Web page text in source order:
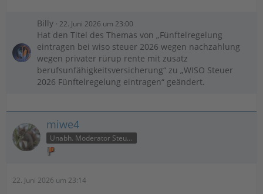
Billy 22. Juni 2026 um 23:00
Hat den Titel des Themas von „Fünftelregelung
eintragen bei wiso steuer 2026 wegen nachzahlung
wegen privater rürup rente mit zusatz
berufsunfähigkeitsversicherung“ zu „WISO Steuer
2026 Fünftelregelung eintragen“ geändert.
miwe4
Unabh. Moderator Steuer
22. Juni 2026 um 23:14